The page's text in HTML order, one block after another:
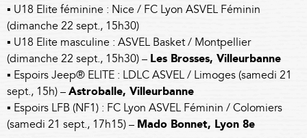
▪ U18 Elite féminine : Nice / FC Lyon ASVEL Féminin
(dimanche 22 sept., 15h30)
▪ U18 Elite masculine : ASVEL Basket / Montpellier
(dimanche 22 sept., 15h30) – Les Brosses, Villeurbanne
▪ Espoirs Jeep® ELITE : LDLC ASVEL / Limoges (samedi 21
sept., 15h) –Astroballe, Villeurbanne
▪ Espoirs LFB (NF1) : FC Lyon ASVEL Féminin / Colomiers
(samedi 21 sept., 17h15) – Mado Bonnet, Lyon 8e